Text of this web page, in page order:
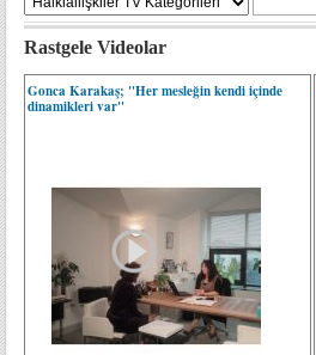
Rastgele Videolar
Gonca Karakaş; "Her mesleğin kendi içinde
dinamikleri var"